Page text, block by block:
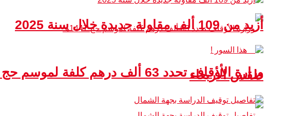
وزارة الأوقاف تحدد 63 ألف درهم كلفة لموسم حج 1447هـ
أزيد من 109 ألف مقاولة جديدة خلال سنة 2025
طقس الأربعاء